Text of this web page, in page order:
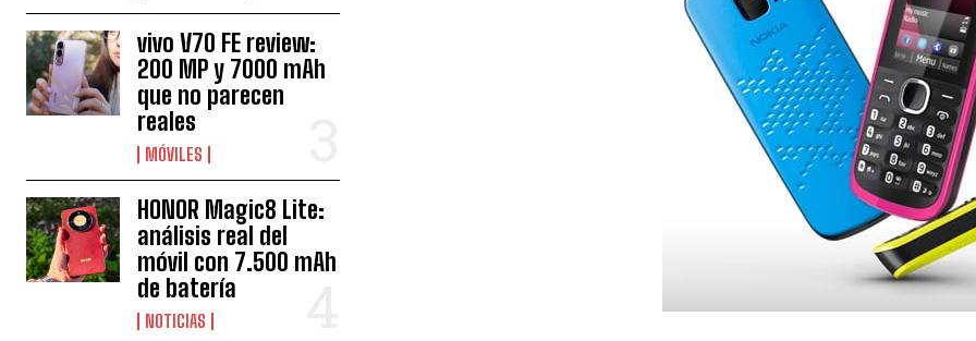
vivo V70 FE review:
200 MP y 7000 mAh
que no parecen
reales
MÓVILES
HONOR Magic8 Lite:
análisis real del
móvil con 7.500 mAh
de batería
NOTICIAS